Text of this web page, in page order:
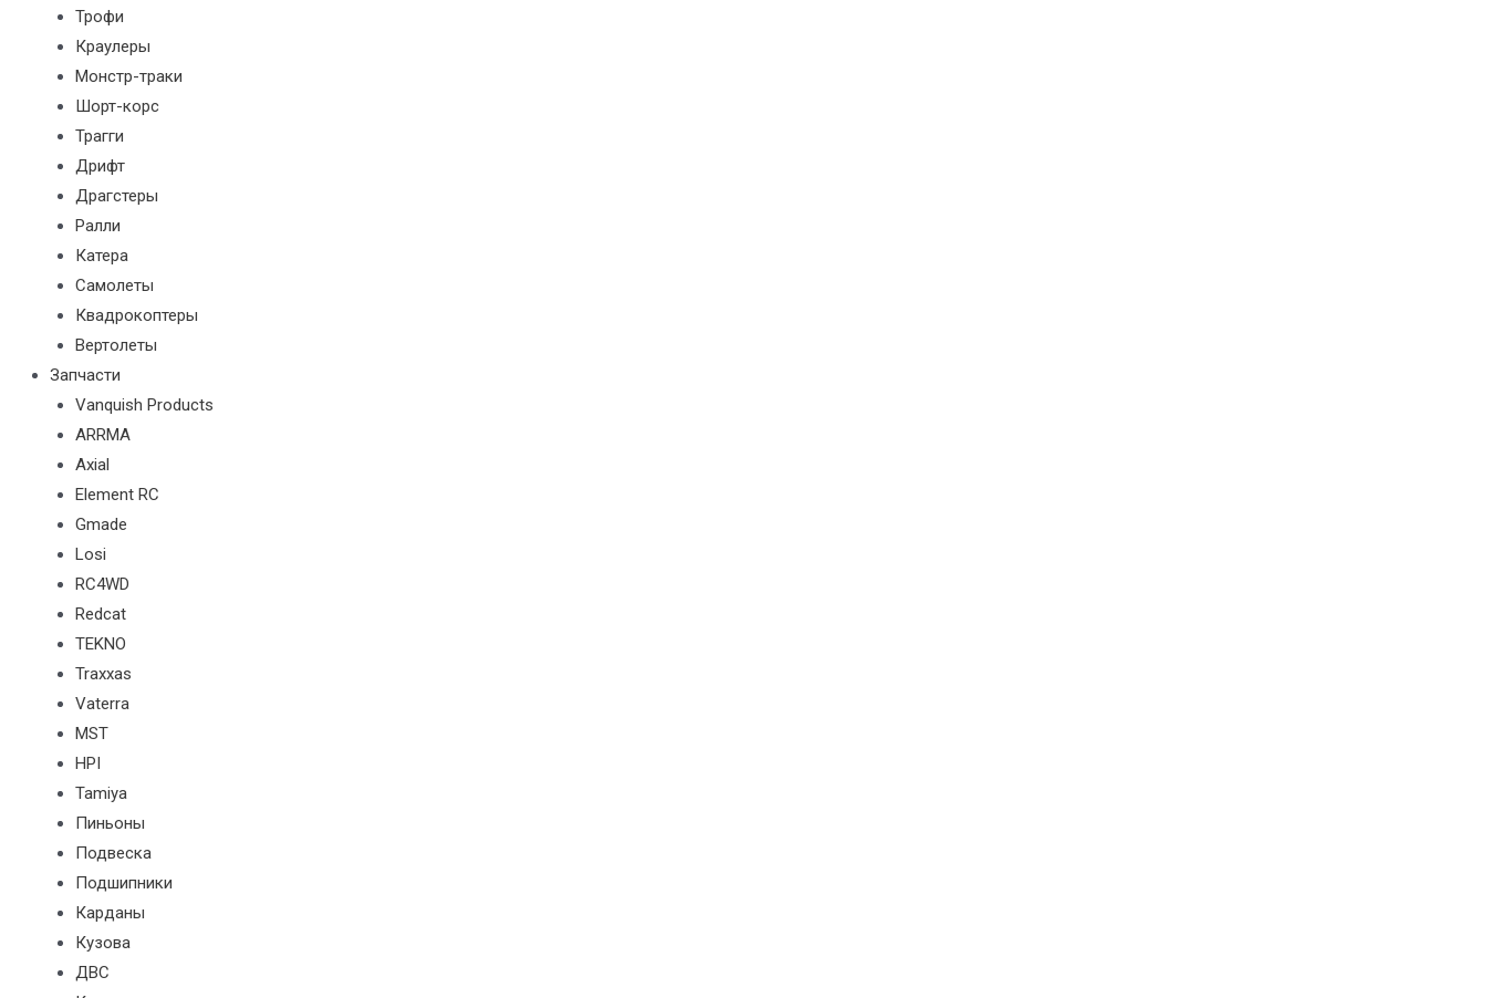
Трофи
Краулеры
Монстр-траки
Шорт-корс
Трагги
Дрифт
Драгстеры
Ралли
Катера
Самолеты
Квадрокоптеры
Вертолеты
Запчасти
Vanquish Products
ARRMA
Axial
Element RC
Gmade
Losi
RC4WD
Redcat
TEKNO
Traxxas
Vaterra
MST
HPI
Tamiya
Пиньоны
Подвеска
Подшипники
Карданы
Кузова
ДВС